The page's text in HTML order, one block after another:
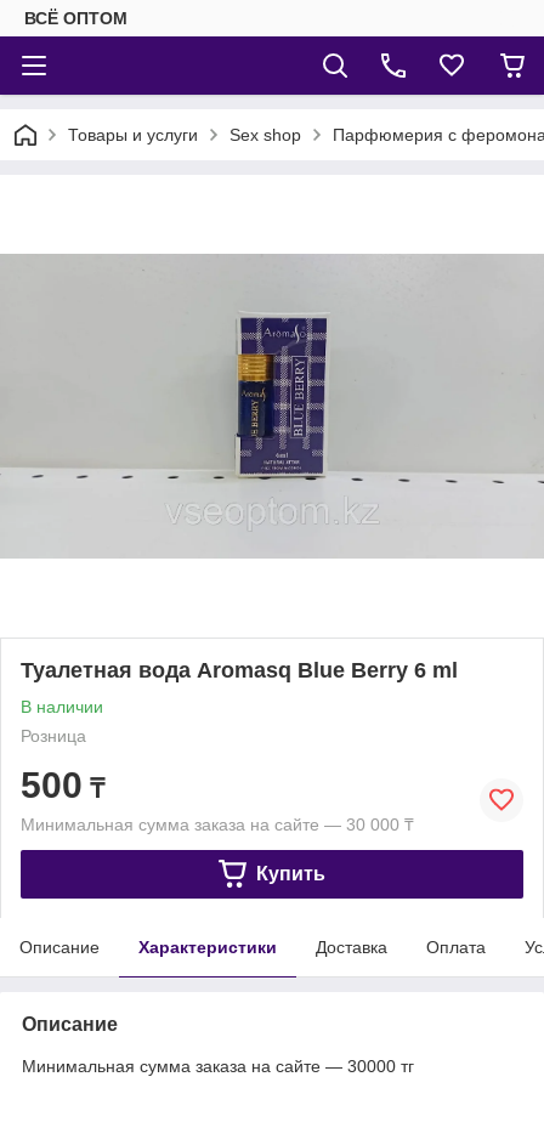
ВСЁ ОПТОМ
Товары и услуги Sex shop Парфюмерия с
Туалетная вода Aromasq Blue Berry 6 ml
В наличии
Розница
500 ₸
Минимальная сумма заказа на сайте — 30 000 ₸
Купить
Описание Характеристики Доставка Оплата
Описание
Минимальная сумма заказа на сайте — 30000 тг